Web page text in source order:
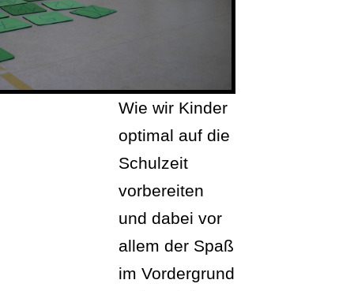
Wie wir Kinder
optimal auf die
Schulzeit
vorbereiten
und dabei vor
allem der Spaß
im Vordergrund